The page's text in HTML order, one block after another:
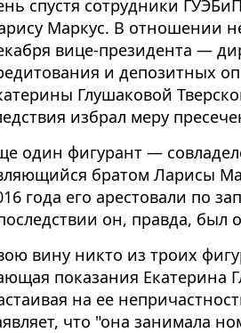
спустя сотрудники
Маркус. В отношении
вице-президента —
и депозитных
Глушаковой
избрал меру
один фигурант —
братом Ларисы
года его арестовали по
он, правда, был
вину никто из троих
показания Екатерина
на ее
что "она занимала